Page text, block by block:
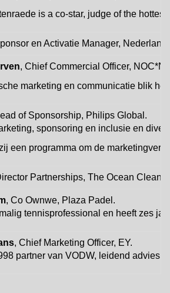
is a co-star, judge of the
en Activatie Manager,
, Chief Commercial Officer,
marketing en communicatie blik
of Sponsorship, Philips Global.
sponsoring en inclusie en
een programma om de
Partnerships, The Ocean
, Co Ownwe, Plaza Padel.
tennisprofessional en heeft zes
, Chief Marketing Officer, EY.
partner van VODW, leidend